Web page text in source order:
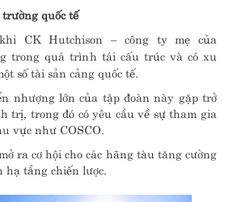
quốc tế
CK Hutchison – công ty mẹ của
trong quá trình tái cấu trúc và có xu
số tài sản cảng quốc tế.
nhượng lớn của tập đoàn này gặp trở
trị, trong đó có yêu cầu về sự tham gia
vực như COSCO.
ra cơ hội cho các hãng tàu tăng cường
tầng chiến lược.